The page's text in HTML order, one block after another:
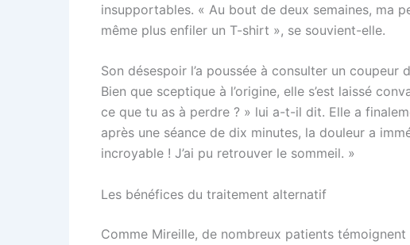
insupportables. « Au bout de deux semaines, ma
même plus enfiler un T-shirt », se souvient-elle.
Son désespoir l’a poussée à consulter un coupeur
Bien que sceptique à l’origine, elle s’est laissé
ce que tu as à perdre ? » lui a-t-il dit. Elle a
après une séance de dix minutes, la douleur a
incroyable ! J’ai pu retrouver le sommeil. »
Les bénéfices du traitement alternatif
Comme Mireille, de nombreux patients